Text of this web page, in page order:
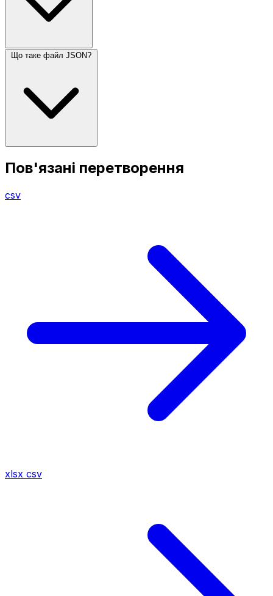
Що таке файл JSON?
Пов'язані перетворення
csv
xlsx csv